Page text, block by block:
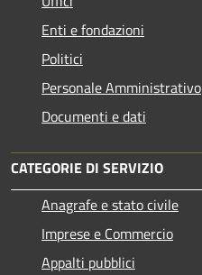
Enti e fondazioni
Politici
Personale Amministrativo
Documenti e dati
CATEGORIE DI SERVIZIO
Anagrafe e stato civile
Imprese e Commercio
Appalti pubblici